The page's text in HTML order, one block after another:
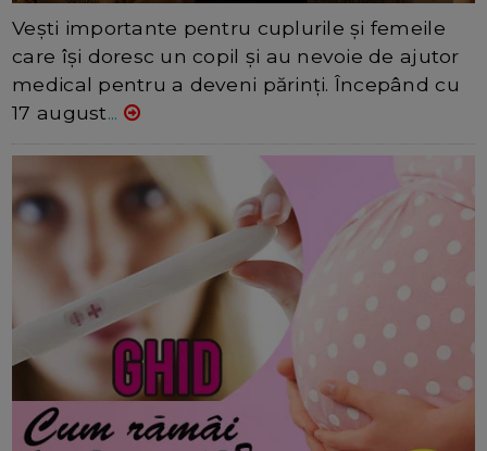
COMENTARII :19
Vești importante pentru cuplurile și femeile
care își doresc un copil și au nevoie de ajutor
medical pentru a deveni părinți. Începând cu
17 august...